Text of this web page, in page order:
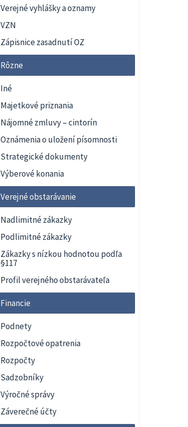
Verejné vyhlášky a oznamy
VZN
Zápisnice zasadnutí OZ
Rôzne
Iné
Majetkové priznania
Nájomné zmluvy – cintorín
Oznámenia o uložení písomnosti
Strategické dokumenty
Výberové konania
Verejné obstarávanie
Nadlimitné zákazky
Podlimitné zákazky
Zákazky s nízkou hodnotou podľa
§117
Profil verejného obstarávateľa
Financie
Podnety
Rozpočtové opatrenia
Rozpočty
Sadzobníky
Výročné správy
Záverečné účty